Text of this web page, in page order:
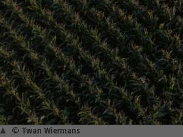
© Twan Wiermans